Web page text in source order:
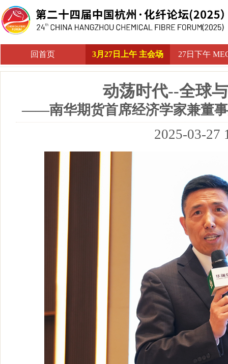
回首页 3月27日上午 主会场 27日下午
动荡时代--全球
——南华期货首席经济学家兼董
2025-03-27